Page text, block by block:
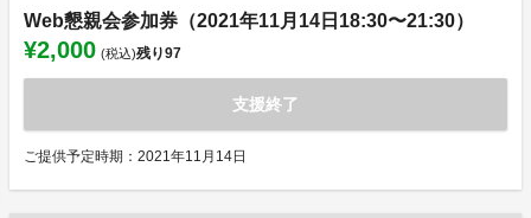
Web懇親会参加券（2021年11月14日18:30〜21:30）
¥2,000 (税込)残り97
支援終了
ご提供予定時期：2021年11月14日